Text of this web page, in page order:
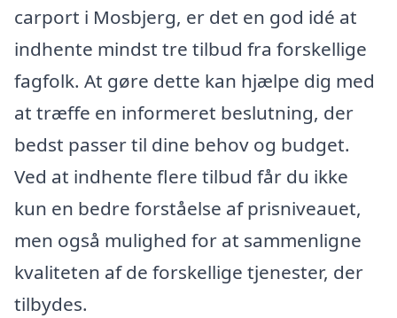
carport i Mosbjerg, er det en god idé at
indhente mindst tre tilbud fra forskellige
fagfolk. At gøre dette kan hjælpe dig med
at træffe en informeret beslutning, der
bedst passer til dine behov og budget.
Ved at indhente flere tilbud får du ikke
kun en bedre forståelse af prisniveauet,
men også mulighed for at sammenligne
kvaliteten af de forskellige tjenester, der
tilbydes.